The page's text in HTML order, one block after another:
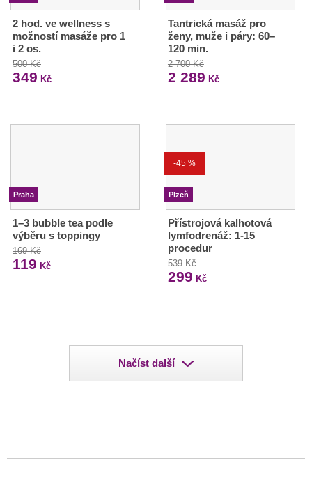
2 hod. ve wellness s
možností masáže pro 1
i 2 os.
500 Kč
349 Kč
Tantrická masáž pro
ženy, muže i páry: 60–
120 min.
2 700 Kč
2 289 Kč
Praha
1–3 bubble tea podle
výběru s toppingy
169 Kč
119 Kč
-45 %
Plzeň
Přístrojová kalhotová
lymfodrenáž: 1-15
procedur
539 Kč
299 Kč
Načíst další